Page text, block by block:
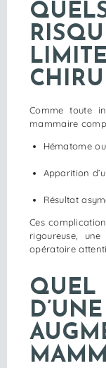
Comme toute
mammaire
Hématome
Apparition
Résultat
Ces
rigoureuse,
opératoire
D’UNE